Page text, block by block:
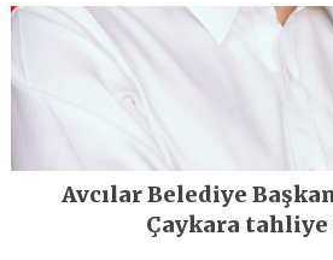
Avcılar Belediye
Çaykara